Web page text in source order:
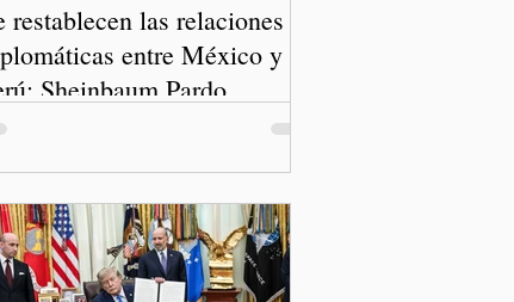
restablecen las relaciones
entre México y
Sheinbaum Pardo